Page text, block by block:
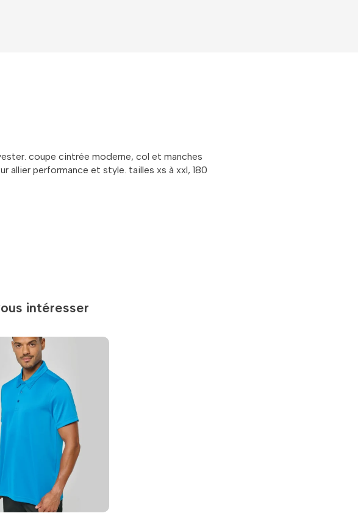
coupe cintrée moderne, col et manches
performance et style. tailles xs à xxl, 180
intéresser